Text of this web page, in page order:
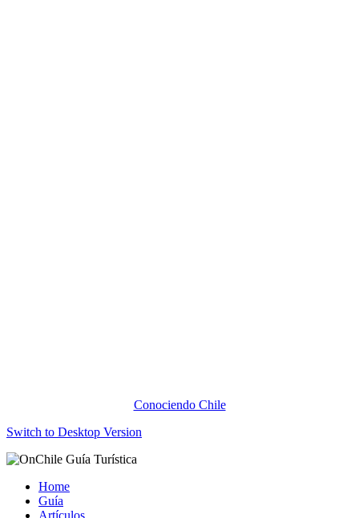
Conociendo Chile
Switch to Desktop Version
Home
Guía